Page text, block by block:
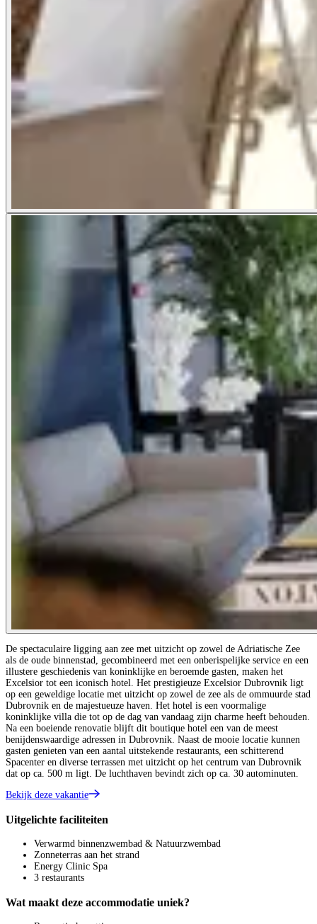
De spectaculaire ligging aan zee met uitzicht op zowel de Adriatische Zee
als de oude binnenstad, gecombineerd met een onberispelijke service en een
illustere geschiedenis van koninklijke en beroemde gasten, maken het
Excelsior tot een iconisch hotel. Het prestigieuze Excelsior Dubrovnik ligt
op een geweldige locatie met uitzicht op zowel de zee als de ommuurde stad
Dubrovnik en de majestueuze haven. Het hotel is een voormalige
koninklijke villa die tot op de dag van vandaag zijn charme heeft behouden.
Na een boeiende renovatie blijft dit boutique hotel een van de meest
benijdenswaardige adressen in Dubrovnik. Naast de mooie locatie kunnen
gasten genieten van een aantal uitstekende restaurants, een schitterend
Spacenter en diverse terrassen met uitzicht op het centrum van Dubrovnik
dat op ca. 500 m ligt. De luchthaven bevindt zich op ca. 30 autominuten.
Bekijk deze vakantie
Uitgelichte faciliteiten
Verwarmd binnenzwembad & Natuurzwembad
Zonneterras aan het strand
Energy Clinic Spa
3 restaurants
Wat maakt deze accommodatie uniek?